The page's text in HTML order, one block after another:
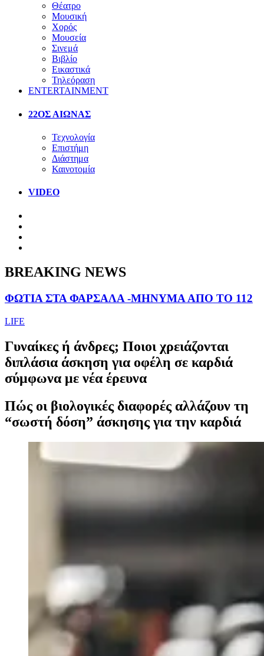
Θέατρο
Μουσική
Χορός
Μουσεία
Σινεμά
Βιβλίο
Εικαστικά
Τηλεόραση
ENTERTAINMENT
22ΟΣ ΑΙΩΝΑΣ
Τεχνολογία
Επιστήμη
Διάστημα
Καινοτομία
VIDEO
BREAKING NEWS
ΦΩΤΙΑ ΣΤΑ ΦΑΡΣΑΛΑ -ΜΗΝΥΜΑ ΑΠΟ ΤΟ 112
LIFE
Γυναίκες ή άνδρες; Ποιοι χρειάζονται
διπλάσια άσκηση για οφέλη σε καρδιά
σύμφωνα με νέα έρευνα
Πώς οι βιολογικές διαφορές αλλάζουν τη
“σωστή δόση” άσκησης για την καρδιά